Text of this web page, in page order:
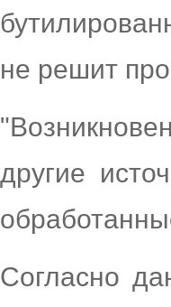
не решит
другие
Согласно